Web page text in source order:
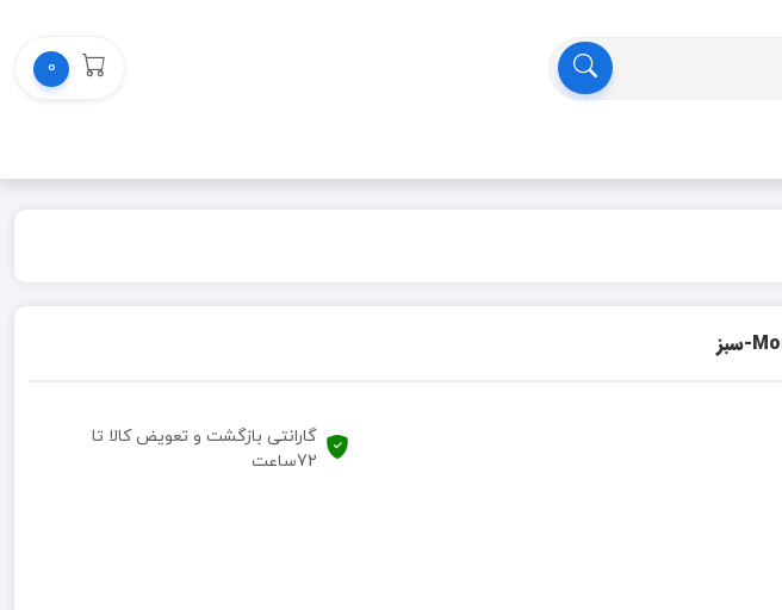
0
گارانتی بازگشت و تعویض کالا تا
72ساعت